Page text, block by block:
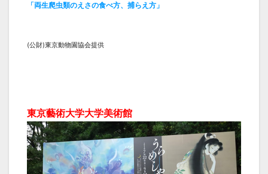
「両生爬虫類のえさの食べ方、捕らえ方」
(公財)東京動物園協会提供
東京藝術大学大学美術館